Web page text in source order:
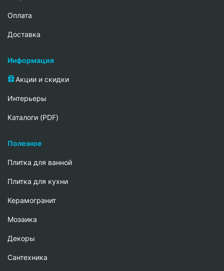
Oплата
Доставка
Информация
Акции и скидки
Интерьеры
Каталоги (PDF)
Полезное
Плитка для ванной
Плитка для кухни
Керамогранит
Мозаика
Декоры
Сантехника